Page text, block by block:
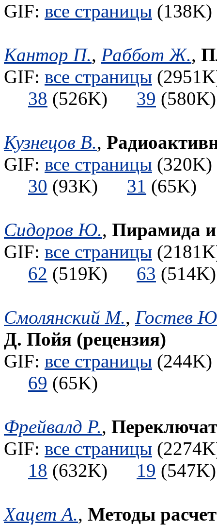
GIF: все страницы
Кантор П., Раббот Ж.,
GIF: все страницы
38 (526K) 39
Кузнецов В.,
GIF: все страницы
30 (93K) 31
Сидоров Ю., Пирамида
GIF: все страницы
62 (519K) 63
Смолянский М., Гостев
Д. Пойя (рецензия)
GIF: все страницы
69 (65K)
Фрейвалд Р.,
GIF: все страницы
18 (632K) 19
Хацет А., Методы